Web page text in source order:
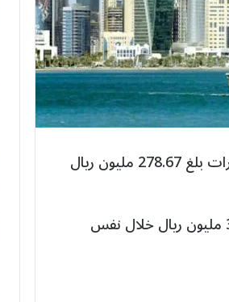
أفادت إدارة التسجيل العقاري بوزارة العدل القطرية أن حجم تداول العقارات بلغ 278.67 مليون ريال
وأضاف العدل القطرية أنه بلغ إجمالي عقود بيع الوحدات السكنية 30.77 مليون ريال خلال نفس